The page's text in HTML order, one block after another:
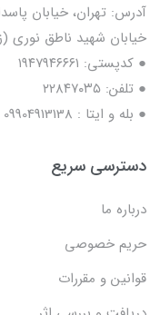
آدرس: تهران، خیابان
خیابان شهید ناطق نوری (زمرد)، پلاک9،
● کدپستی: ۱۹۴۷۹۴۶۶۶۱
● تلفن: ٢٢٨۴٧۰۳۵
● بله و ایتا : 09904913138
دسترسی سریع
درباره ما
حریم خصوصی
قوانین و مقررات